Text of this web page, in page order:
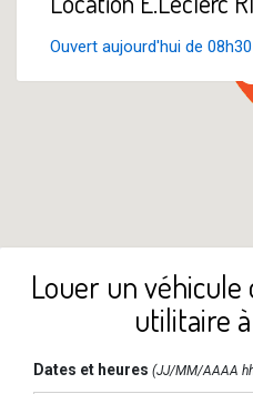
Ouvert aujourd'hui de
Louer un
utilitaire
Dates et heures (JJ/MM/AAAA